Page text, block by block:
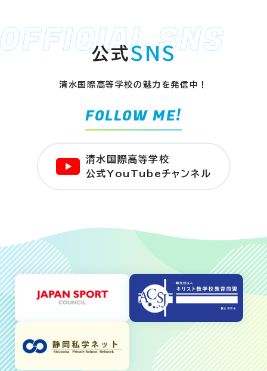
公式SNS
清水国際高等学校の魅力を発信中！
FOLLOW ME!
清水国際高等学校
公式YouTubeチャンネル